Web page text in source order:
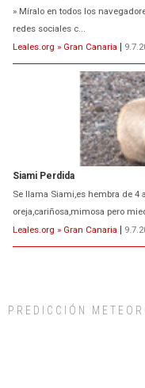
» Míralo en todos los
redes sociales c...
Leales.org » Gran Canaria
Siami Perdida
Se llama Siami,es hembra de 4
oreja,cariñosa,mimosa pero
Leales.org » Gran Canaria
PREDICCIÓN